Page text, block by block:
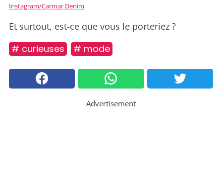
Instagram/Carmar Denim
Et surtout, est-ce que vous le porteriez ?
# curieuses # mode
Advertisement